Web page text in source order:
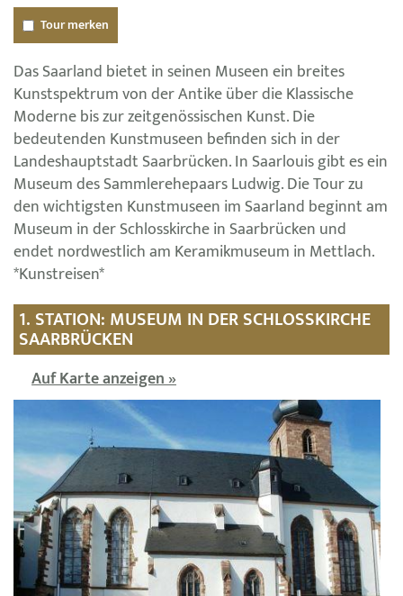
Tour merken
Das Saarland bietet in seinen Museen ein breites
Kunstspektrum von der Antike über die Klassische
Moderne bis zur zeitgenössischen Kunst. Die
bedeutenden Kunstmuseen befinden sich in der
Landeshauptstadt Saarbrücken. In Saarlouis gibt es ein
Museum des Sammlerehepaars Ludwig. Die Tour zu
den wichtigsten Kunstmuseen im Saarland beginnt am
Museum in der Schlosskirche in Saarbrücken und
endet nordwestlich am Keramikmuseum in Mettlach.
*Kunstreisen*
1. STATION: MUSEUM IN DER SCHLOSSKIRCHE
SAARBRÜCKEN
Auf Karte anzeigen »